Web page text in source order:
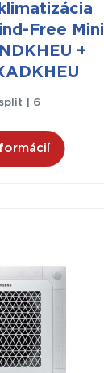
Free Mini
+
| 6